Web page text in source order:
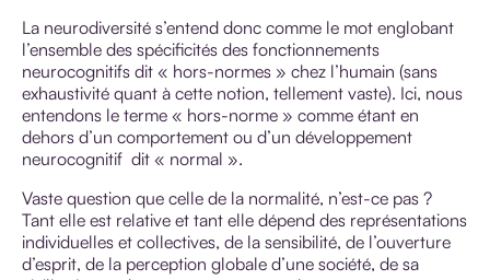
La neurodiversité s’entend donc comme le mot englobant
l’ensemble des spécificités des fonctionnements
neurocognitifs dit « hors-normes » chez l’humain (sans
exhaustivité quant à cette notion, tellement vaste). Ici, nous
entendons le terme « hors-norme » comme étant en
dehors d’un comportement ou d’un développement
neurocognitif dit « normal ».
Vaste question que celle de la normalité, n’est-ce pas ?
Tant elle est relative et tant elle dépend des représentations
individuelles et collectives, de la sensibilité, de l’ouverture
d’esprit, de la perception globale d’une société, de sa